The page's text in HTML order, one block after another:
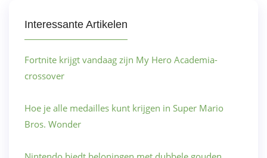
Interessante Artikelen
Fortnite krijgt vandaag zijn My Hero Academia-
crossover
Hoe je alle medailles kunt krijgen in Super Mario
Bros. Wonder